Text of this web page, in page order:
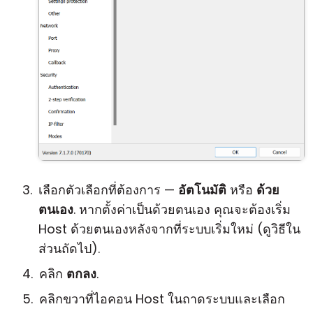
เลือกตัวเลือกที่ต้องการ — อัตโนมัติ หรือ ด้วย
ตนเอง. หากตั้งค่าเป็นด้วยตนเอง คุณจะต้องเริ่ม
Host ด้วยตนเองหลังจากที่ระบบเริ่มใหม่ (ดูวิธีใน
ส่วนถัดไป).
คลิก ตกลง.
คลิกขวาที่ไอคอน Host ในถาดระบบและเลือก